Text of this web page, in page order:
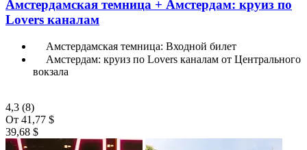
Амстердамская темница + Амстердам: круиз по
Lovers каналам
Амстердамская темница: Входной билет
Амстердам: круиз по Lovers каналам от Центрального
вокзала
4,3 (8)
От 41,77 $
39,68 $